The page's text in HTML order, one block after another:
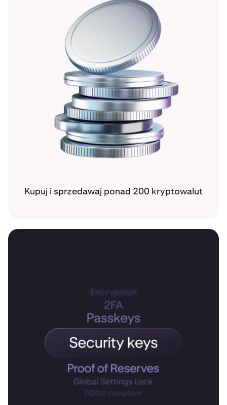
Kupuj i sprzedawaj ponad 200 kryptowalut